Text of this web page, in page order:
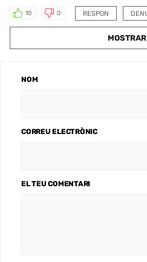
RESPON
10 0
NOM
CORREU ELECTRÒNIC
EL TEU COMENTARI